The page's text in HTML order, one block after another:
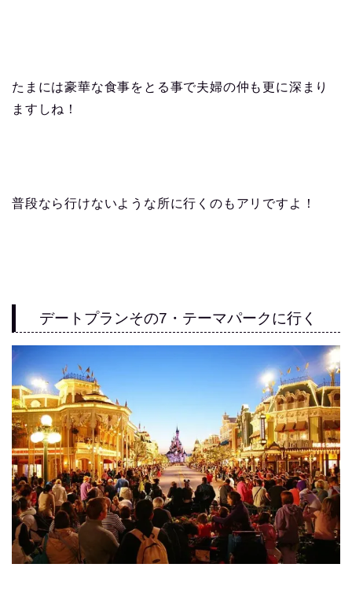
たまには豪華な食事をとる事で夫婦の仲も更に深まり
ますしね！
普段なら行けないような所に行くのもアリですよ！
デートプランその7・テーマパークに行く